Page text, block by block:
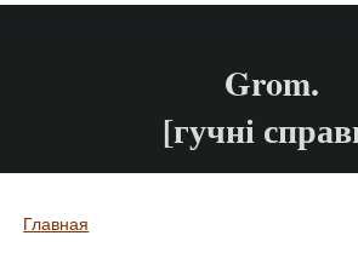
Grom.
[гучні
Вы здесь
Главная